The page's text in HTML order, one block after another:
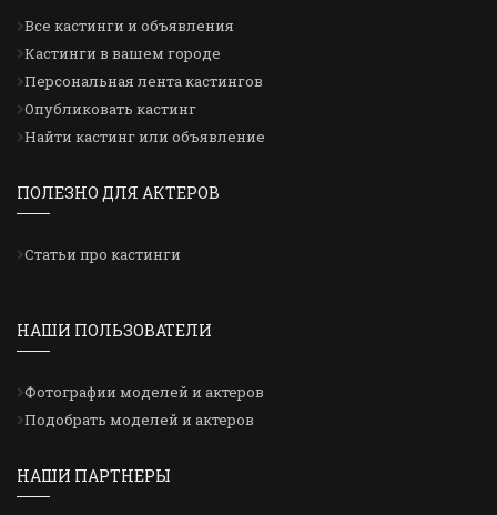
Все кастинги и объявления
Кастинги в вашем городе
Персональная лента кастингов
Опубликовать кастинг
Найти кастинг или объявление
ПОЛЕЗНО ДЛЯ АКТЕРОВ
Статьи про кастинги
НАШИ ПОЛЬЗОВАТЕЛИ
Фотографии моделей и актеров
Подобрать моделей и актеров
НАШИ ПАРТНЕРЫ